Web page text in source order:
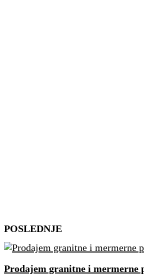
Skip
content
POSLEDNJE
Prodajem granitne i mermerne